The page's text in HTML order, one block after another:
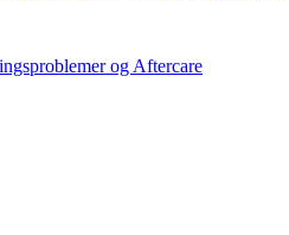
og Aftercare